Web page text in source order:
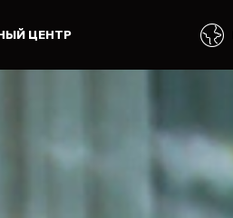
ЦЕНТР